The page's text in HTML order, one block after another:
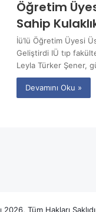
Öğretim
Sahip
İü’lü Öğretim Üyesi
Geliştirdi IÜ tıp
Leyla Türker Şener,
Devamını Oku »
2026, Tüm Hakları